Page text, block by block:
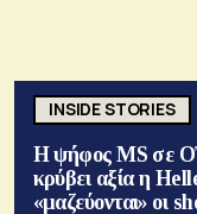
INSIDE STORIES
Η ψήφος MS σε
κρύβει αξία η
«μαζεύονται» οι